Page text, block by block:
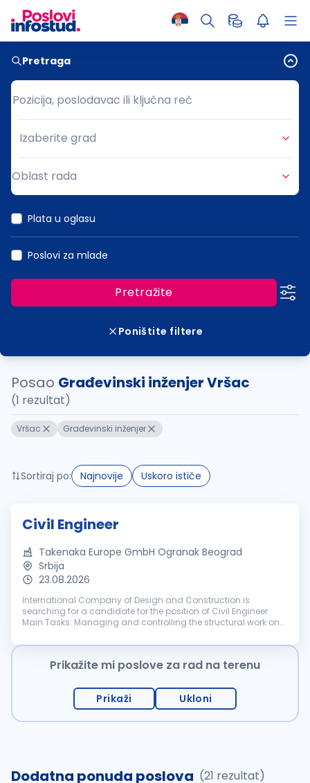
Pretraga
Pozicija, poslodavac ili ključna reč
Pozicija, poslodavac ili ključna reč
Grad
Izaberite grad
Oblast rada
Plata u oglasu
Poslovi za mlade
Pretražite
Poništite filtere
Posao Građevinski inženjer Vršac
(1 rezultat)
Vršac Građevinski inženjer
Sortiraj po: Najnovije Uskoro ističe
Civil Engineer
Takenaka Europe GmbH Ogranak Beograd
Srbija
23.08.2026
International Company of Design and Construction is
searching for a candidate for the position of Civil Engineer
Main Tasks: Managing and controlling the structural work on
standards Managing and...
Prikažite mi poslove za rad na terenu
Prikaži Ukloni
Dodatna ponuda poslova (21 rezultat)